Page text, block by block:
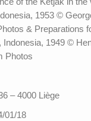
1953 ©
& Preparations
Indonesia, 1949 ©
Photos
– 4000 Liège
01/18